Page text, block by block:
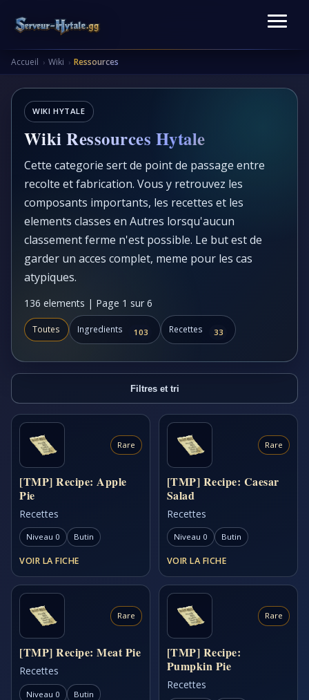
Accueil › Wiki › Ressources
WIKI HYTALE
Wiki Ressources Hytale
Cette categorie sert de point de passage entre
recolte et fabrication. Vous y retrouvez les
composants importants, les recettes et les
elements classes en Autres lorsqu'aucun
classement ferme n'est possible. Le but est de
garder un acces complet, meme pour les cas
atypiques.
136 elements | Page 1 sur 6
Toutes Ingredients 103 Recettes 33
Filtres et tri
Rare
[TMP] Recipe: Apple
Pie
Recettes
Niveau 0 Butin
VOIR LA FICHE
Rare
[TMP] Recipe: Caesar
Salad
Recettes
Niveau 0 Butin
VOIR LA FICHE
Rare
[TMP] Recipe: Meat Pie
Recettes
Niveau 0 Butin
Rare
[TMP] Recipe:
Pumpkin Pie
Recettes